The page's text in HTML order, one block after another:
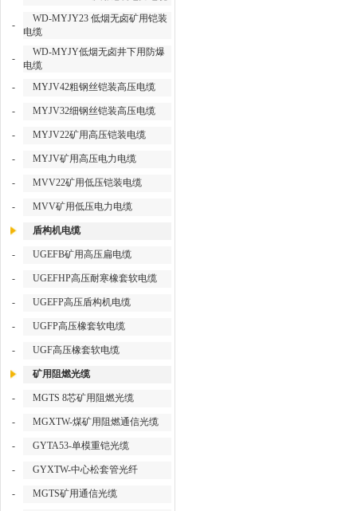
-
WD-MYJY23 低烟无卤矿用铠装
电缆
-
WD-MYJY低烟无卤井下用防爆
电缆
-
MYJV42粗钢丝铠装高压电缆
- MYJV32细钢丝铠装高压电缆
- MYJV22矿用高压铠装电缆
- MYJV矿用高压电力电缆
- MVV22矿用低压铠装电缆
- MVV矿用低压电力电缆
盾构机电缆
- UGEFB矿用高压扁电缆
- UGEFHP高压耐寒橡套软电缆
- UGEFP高压盾构机电缆
- UGFP高压橡套软电缆
- UGF高压橡套软电缆
矿用阻燃光缆
- MGTS 8芯矿用阻燃光缆
- MGXTW-煤矿用阻燃通信光缆
- GYTA53-单模重铠光缆
- GYXTW-中心松套管光纤
- MGTS矿用通信光缆